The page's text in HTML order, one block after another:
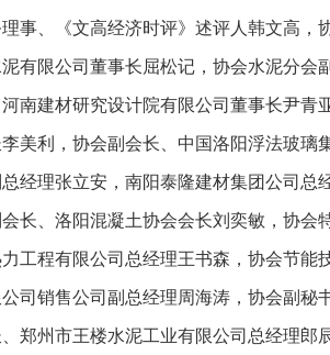
事、《文高经济时评》述评人韩文高，
有限公司董事长屈松记，协会水泥分会
南建材研究设计院有限公司董事长尹青
美利，协会副会长、中国洛阳浮法玻璃
经理张立安，南阳泰隆建材集团公司总
长、洛阳混凝土协会会长刘奕敏，协会
工程有限公司总经理王书森，协会节能
司销售公司副总经理周海涛，协会副秘
郑州市王楼水泥工业有限公司总经理郎